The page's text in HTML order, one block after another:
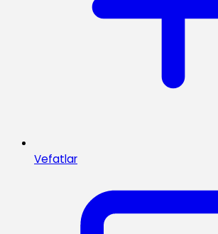
Vefatlar